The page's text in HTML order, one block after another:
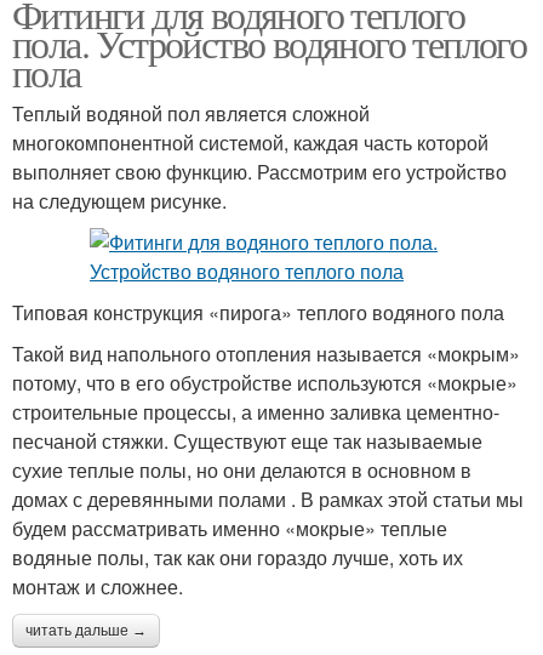
Фитинги для водяного теплого
пола. Устройство водяного теплого
пола
Теплый водяной пол является сложной
многокомпонентной системой, каждая часть которой
выполняет свою функцию. Рассмотрим его устройство
на следующем рисунке.
Типовая конструкция «пирога» теплого водяного пола
Такой вид напольного отопления называется «мокрым»
потому, что в его обустройстве используются «мокрые»
строительные процессы, а именно заливка цементно-
песчаной стяжки. Существуют еще так называемые
сухие теплые полы, но они делаются в основном в
домах с деревянными полами . В рамках этой статьи мы
будем рассматривать именно «мокрые» теплые
водяные полы, так как они гораздо лучше, хоть их
монтаж и сложнее.
читать дальше →